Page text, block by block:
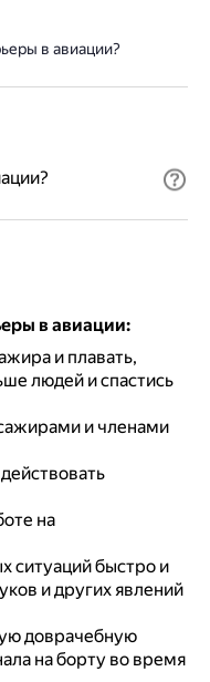
в авиации?
в авиации:
и плавать,
людей и спастись
и членами
на
ситуаций быстро и
и других явлений
доврачебную
на борту во время